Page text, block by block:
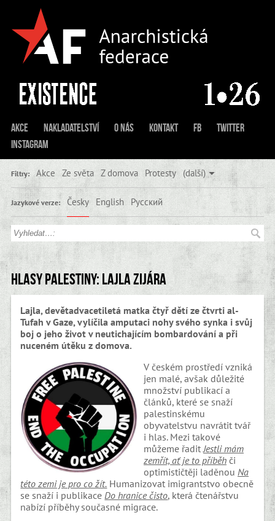
Akce Nakladatelství O nás Kontakt FB
Twitter
Instagram
Filtry: Akce Ze světa Z domova Protesty (další)
Jazykové verze: Česky English Русский
Hlasy Palestiny: Lajla Zijára
Lajla, devětadvacetiletá matka čtyř dětí ze čtvrti al-
Tufah v Gaze, vylíčila amputaci nohy svého synka i svůj
boj o jeho život v neutichajícím bombardování a při
nuceném útěku z domova.
V českém prostředí vzniká
jen malé, avšak důležité
množství publikací a
článků, které se snaží
palestinskému
obyvatelstvu navrátit tvář
i hlas. Mezi takové
můžeme řadit Jestli mám
zemřít, ať je to příběh či
optimističtěji laděnou Na
této zemi je pro co žít. Humanizovat imigrantstvo obecně
se snaží i publikace Do hranice čisto, která čtenářstvu
nabízí příběhy současné migrace.